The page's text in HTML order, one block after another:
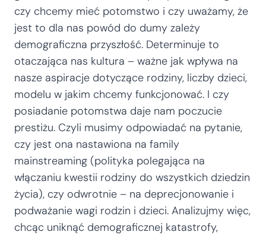
czy chcemy mieć potomstwo i czy uważamy, że
jest to dla nas powód do dumy zależy
demograficzna przyszłość. Determinuje to
otaczająca nas kultura – ważne jak wpływa na
nasze aspiracje dotyczące rodziny, liczby dzieci,
modelu w jakim chcemy funkcjonować. I czy
posiadanie potomstwa daje nam poczucie
prestiżu. Czyli musimy odpowiadać na pytanie,
czy jest ona nastawiona na family
mainstreaming (polityka polegająca na
włączaniu kwestii rodziny do wszystkich dziedzin
życia), czy odwrotnie – na deprecjonowanie i
podważanie wagi rodzin i dzieci. Analizujmy więc,
chcąc uniknąć demograficznej katastrofy,